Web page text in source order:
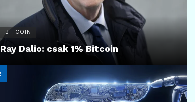
BITCOIN
Ray Dalio: csak 1% Bitcoin